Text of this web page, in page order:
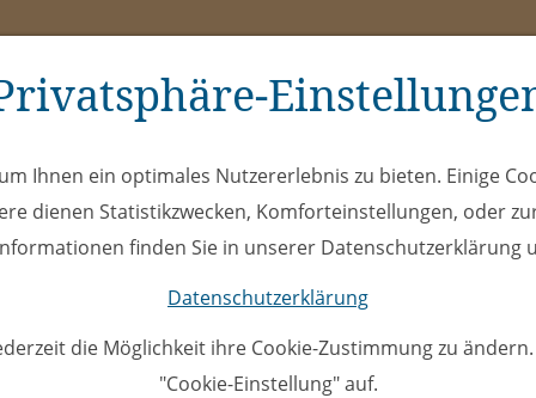
ÖEL Club
Ihnen ein optimales Nutzererlebnis zu bieten. Einige
dienen Statistikzwecken, Komforteinstellungen, oder
finden Sie in unserer Datenschutzerklärung
Datenschutzerklärung
die Möglichkeit ihre Cookie-Zustimmung zu
"Cookie-Einstellung" auf.